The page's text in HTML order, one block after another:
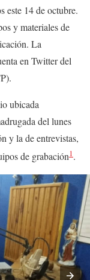
este 14 de octubre.
y materiales de
La
en Twitter del
ubicada
del lunes
y la de entrevistas,
de grabación1.